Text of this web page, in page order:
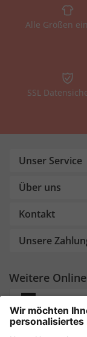
Alle Größen
SSL
Unser Service
Über uns
Kontakt
Unsere
Weitere